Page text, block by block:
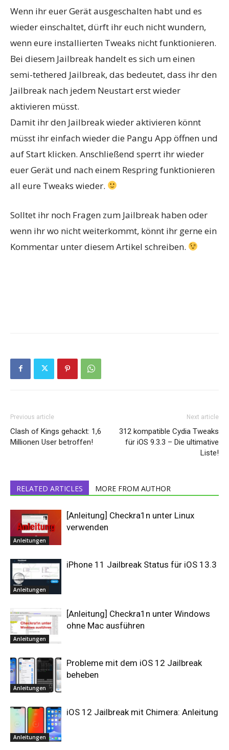
Wenn ihr euer Gerät ausgeschalten habt und es
wieder einschaltet, dürft ihr euch nicht wundern,
wenn eure installierten Tweaks nicht funktionieren.
Bei diesem Jailbreak handelt es sich um einen
semi-tethered Jailbreak, das bedeutet, dass ihr den
Jailbreak nach jedem Neustart erst wieder
aktivieren müsst.
Damit ihr den Jailbreak wieder aktivieren könnt
müsst ihr einfach wieder die Pangu App öffnen und
auf Start klicken. Anschließend sperrt ihr wieder
euer Gerät und nach einem Respring funktionieren
all eure Tweaks wieder.
Solltet ihr noch Fragen zum Jailbreak haben oder
wenn ihr wo nicht weiterkommt, könnt ihr gerne ein
Kommentar unter diesem Artikel schreiben.
Previous article
Clash of Kings gehackt: 1,6
Millionen User betroffen!
Next article
312 kompatible Cydia Tweaks
für iOS 9.3.3 – Die ultimative
Liste!
RELATED ARTICLES MORE FROM AUTHOR
Anleitungen
[Anleitung] Checkra1n unter Linux
verwenden
Anleitungen
iPhone 11 Jailbreak Status für iOS 13.3
Anleitungen
[Anleitung] Checkra1n unter Windows
ohne Mac ausführen
Anleitungen
Probleme mit dem iOS 12 Jailbreak
beheben
Anleitungen
iOS 12 Jailbreak mit Chimera: Anleitung